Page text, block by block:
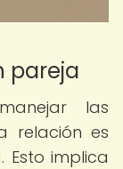
pareja
las
relación es
Esto implica